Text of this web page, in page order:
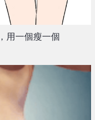
用一個瘦一個